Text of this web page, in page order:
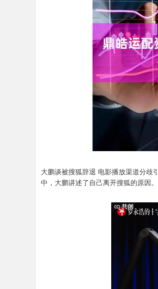
大鹏谈被搜狐辞退 电影播放渠道分歧
中，大鹏讲述了自己离开搜狐的原因。